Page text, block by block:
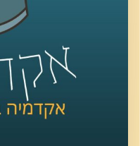
היום הבינלאומי
קרדיט תמונות: